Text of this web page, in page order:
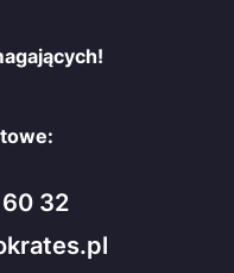
32